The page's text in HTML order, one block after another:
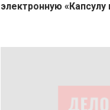
электронную «Капсулу